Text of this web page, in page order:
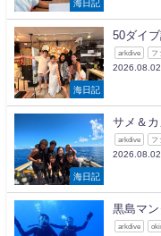
海日記
海日記
50ダイ
arkdive フ
2026.08.02
海日記
サメ＆
arkdive フ
2026.08.02
黒島マ
arkdive